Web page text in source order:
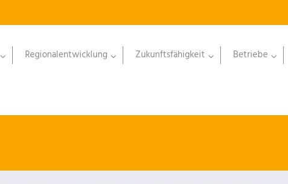
Regionalentwicklung Zukunftsfähigkeit Betriebe